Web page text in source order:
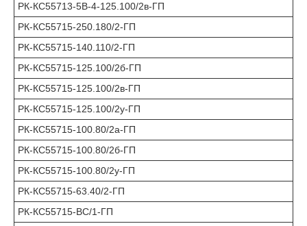
РК-КС55713-5В-4-125.100/2в-ГП
РК-КС55715-250.180/2-ГП
РК-КС55715-140.110/2-ГП
РК-КС55715-125.100/2б-ГП
РК-КС55715-125.100/2в-ГП
РК-КС55715-125.100/2у-ГП
РК-КС55715-100.80/2а-ГП
РК-КС55715-100.80/2б-ГП
РК-КС55715-100.80/2у-ГП
РК-КС55715-63.40/2-ГП
РК-КС55715-ВС/1-ГП